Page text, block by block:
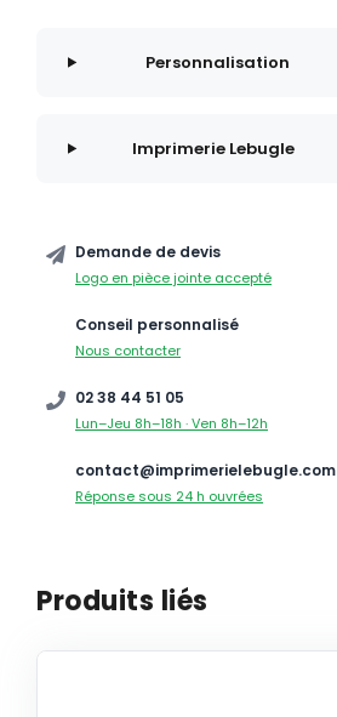
Personnalisation
Imprimerie Lebugle
Demande de devis
Logo en pièce jointe accepté
Conseil personnalisé
Nous contacter
02 38 44 51 05
Lun–Jeu 8h–18h · Ven 8h–12h
contact@imprimerielebugle.com
Réponse sous 24 h ouvrées
Produits liés